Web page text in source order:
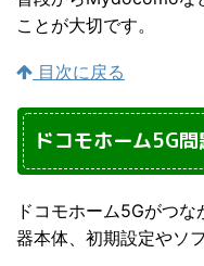
ことが大切です。
目次に戻る
ドコモホーム5G
ドコモホーム5Gがつ
器本体、初期設定やソ